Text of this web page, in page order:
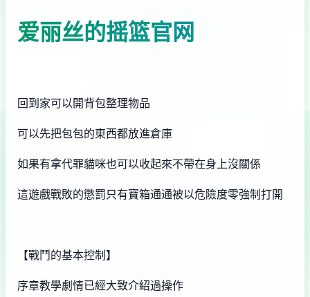
爱丽丝的摇篮官网
回到家可以開背包整理物品
可以先把包包的東西都放進倉庫
如果有拿代罪貓咪也可以收起來不帶在身上沒關係
這遊戲戰敗的懲罰只有寶箱通通被以危險度零強制打開
【戰鬥的基本控制】
序章教學劇情已經大致介紹過操作